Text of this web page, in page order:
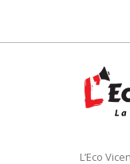
L’Eco